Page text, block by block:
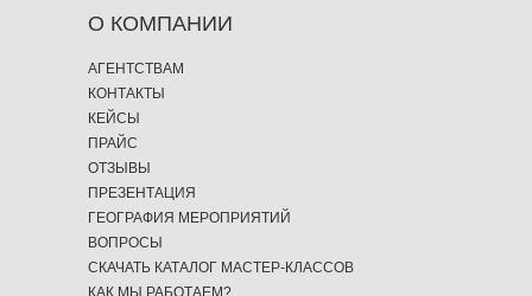
О КОМПАНИИ
АГЕНТСТВАМ
КОНТАКТЫ
КЕЙСЫ
ПРАЙС
ОТЗЫВЫ
ПРЕЗЕНТАЦИЯ
ГЕОГРАФИЯ МЕРОПРИЯТИЙ
ВОПРОСЫ
СКАЧАТЬ КАТАЛОГ МАСТЕР-КЛАССОВ
КАК МЫ РАБОТАЕМ?